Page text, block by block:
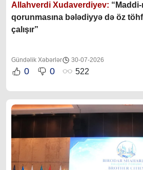
Allahverdi Xudaverdiyev:
qorunmasına bələdiyyə də öz
çalışır”
Gündəlik Xəbərlər 30-07-2026
0 0 522